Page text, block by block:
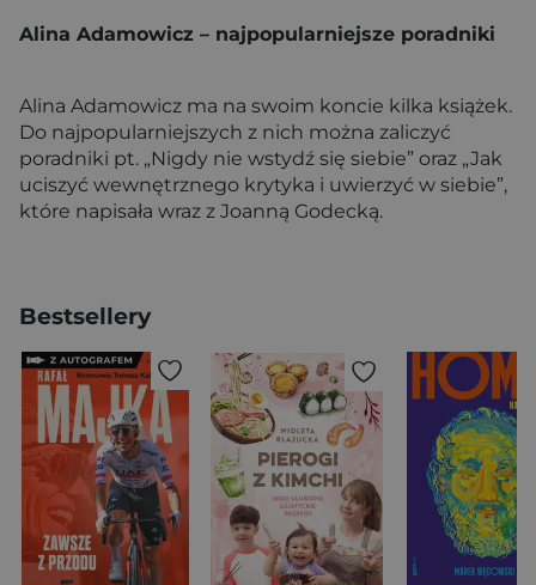
Alina Adamowicz – najpopularniejsze poradniki
Alina Adamowicz ma na swoim koncie kilka książek.
Do najpopularniejszych z nich można zaliczyć
poradniki pt. „Nigdy nie wstydź się siebie” oraz „Jak
uciszyć wewnętrznego krytyka i uwierzyć w siebie”,
które napisała wraz z Joanną Godecką.
Bestsellery